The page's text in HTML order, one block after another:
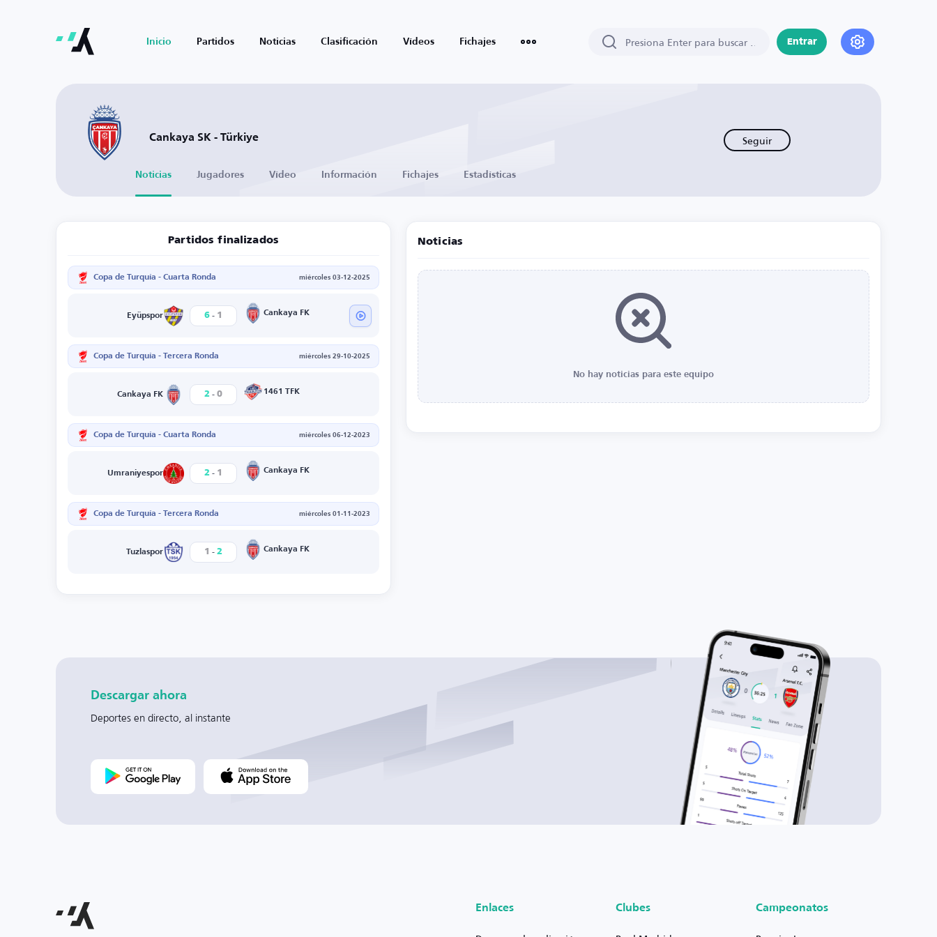
Inicio Partidos Noticias Clasificación Vídeos Fichajes Entrar
Cankaya SK - Türkiye Seguir
Noticias Jugadores Vídeo Información Fichajes Estadísticas
Partidos finalizados
Copa de Turquía - Cuarta Ronda miércoles 03-12-2025
Eyüpspor 6 - 1 Cankaya FK
Copa de Turquía - Tercera Ronda miércoles 29-10-2025
Cankaya FK 2 - 0 1461 TFK
Copa de Turquía - Cuarta Ronda miércoles 06-12-2023
Umraniyespor 2 - 1 Cankaya FK
Copa de Turquía - Tercera Ronda miércoles 01-11-2023
Tuzlaspor 1 - 2 Cankaya FK
Noticias
No hay noticias para este equipo
Descargar ahora
Deportes en directo, al instante
Enlaces Clubes Campeonatos